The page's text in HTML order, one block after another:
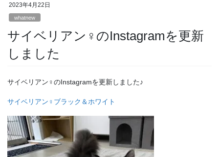
2023年4月22日
whatnew
サイベリアン♀のInstagramを更新
しました
サイベリアン♀のInstagramを更新しました♪
サイベリアン♀ブラック＆ホワイト